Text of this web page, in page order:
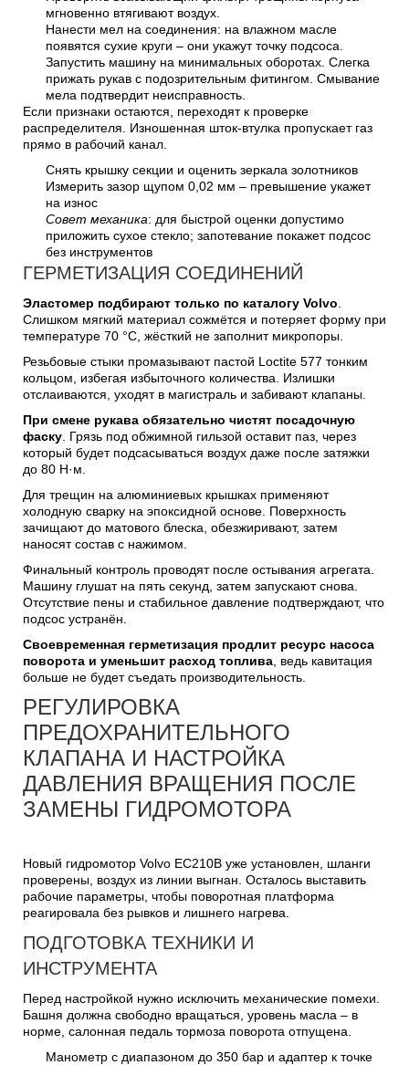
мгновенно втягивают воздух.
Нанести мел на соединения: на влажном масле
появятся сухие круги – они укажут точку подсоса.
Запустить машину на минимальных оборотах. Слегка
прижать рукав с подозрительным фитингом. Смывание
мела подтвердит неисправность.
Если признаки остаются, переходят к проверке
распределителя. Изношенная шток-втулка пропускает газ
прямо в рабочий канал.
Снять крышку секции и оценить зеркала золотников
Измерить зазор щупом 0,02 мм – превышение укажет
на износ
Совет механика: для быстрой оценки допустимо
приложить сухое стекло; запотевание покажет подсос
без инструментов
ГЕРМЕТИЗАЦИЯ СОЕДИНЕНИЙ
Эластомер подбирают только по каталогу Volvo.
Слишком мягкий материал сожмётся и потеряет форму при
температуре 70 °C, жёсткий не заполнит микропоры.
Резьбовые стыки промазывают пастой Loctite 577 тонким
кольцом, избегая избыточного количества. Излишки
отслаиваются, уходят в магистраль и забивают клапаны.
При смене рукава обязательно чистят посадочную
фаску. Грязь под обжимной гильзой оставит паз, через
который будет подсасываться воздух даже после затяжки
до 80 Н·м.
Для трещин на алюминиевых крышках применяют
холодную сварку на эпоксидной основе. Поверхность
зачищают до матового блеска, обезжиривают, затем
наносят состав с нажимом.
Финальный контроль проводят после остывания агрегата.
Машину глушат на пять секунд, затем запускают снова.
Отсутствие пены и стабильное давление подтверждают, что
подсос устранён.
Своевременная герметизация продлит ресурс насоса
поворота и уменьшит расход топлива, ведь кавитация
больше не будет съедать производительность.
РЕГУЛИРОВКА
ПРЕДОХРАНИТЕЛЬНОГО
КЛАПАНА И НАСТРОЙКА
ДАВЛЕНИЯ ВРАЩЕНИЯ ПОСЛЕ
ЗАМЕНЫ ГИДРОМОТОРА
Новый гидромотор Volvo EC210B уже установлен, шланги
проверены, воздух из линии выгнан. Осталось выставить
рабочие параметры, чтобы поворотная платформа
реагировала без рывков и лишнего нагрева.
ПОДГОТОВКА ТЕХНИКИ И
ИНСТРУМЕНТА
Перед настройкой нужно исключить механические помехи.
Башня должна свободно вращаться, уровень масла – в
норме, салонная педаль тормоза поворота отпущена.
Манометр с диапазоном до 350 бар и адаптер к точке